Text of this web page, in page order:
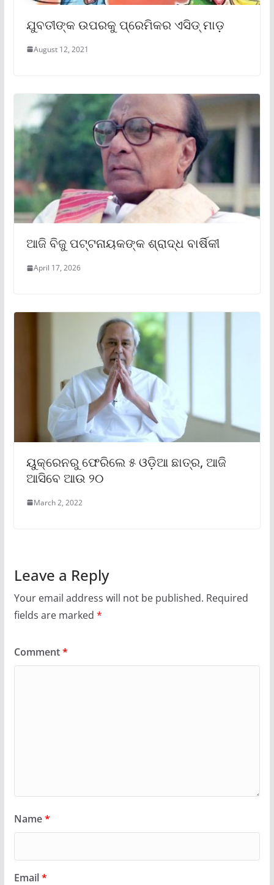
ଯୁବତୀଙ୍କ ଉପରକୁ ପ୍ରେମିକର ଏସିଡ୍ ମାଡ଼
August 12, 2021
ଆଜି ବିଜୁ ପଟ୍ଟନାୟକଙ୍କ ଶ୍ରାଦ୍ଧ ବାର୍ଷିକୀ
April 17, 2026
ୟୁକ୍ରେନରୁ ଫେରିଲେ ୫ ଓଡ଼ିଆ ଛାତ୍ର, ଆଜି
ଆସିବେ ଆଉ ୨୦
March 2, 2022
Leave a Reply
Your email address will not be published. Required
fields are marked *
Comment*
Name*
Email*